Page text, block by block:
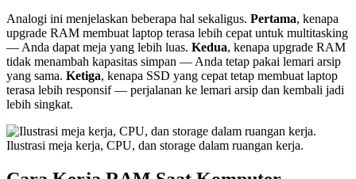
Analogi ini menjelaskan beberapa hal sekaligus. Pertama, kenapa
upgrade RAM membuat laptop terasa lebih cepat untuk multitasking
— Anda dapat meja yang lebih luas. Kedua, kenapa upgrade RAM
tidak menambah kapasitas simpan — Anda tetap pakai lemari arsip
yang sama. Ketiga, kenapa SSD yang cepat tetap membuat laptop
terasa lebih responsif — perjalanan ke lemari arsip dan kembali jadi
lebih singkat.
Ilustrasi meja kerja, CPU, dan storage dalam ruangan kerja.